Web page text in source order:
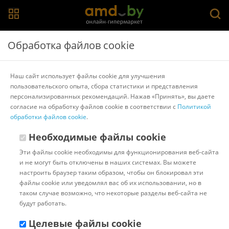
Главная > Каталог товаров
Кухонные столы и обеденные
группы
Популярные
Код:1293265 В наличии
Дрезден 130-161.5x80
(камень черный/черный)
Доставка в г.Минск 11 августа
с 18:00 до 23:00.Стоимость:
БЕСПЛАТНО
Обработка файлов cookie
Наш сайт использует файлы cookie для улучшения
пользовательского опыта, сбора статистики и представления
персонализированных рекомендаций. Нажав «Принять», вы даете
согласие на обработку файлов cookie в соответствии с Политикой
обработки файлов cookie.
Необходимые файлы cookie
Эти файлы cookie необходимы для функционирования веб-сайта
и не могут быть отключены в наших системах. Вы можете
настроить браузер таким образом, чтобы он блокировал эти
файлы cookie или уведомлял вас об их использовании, но в
таком случае возможно, что некоторые разделы веб-сайта не
будут работать.
Целевые файлы cookie